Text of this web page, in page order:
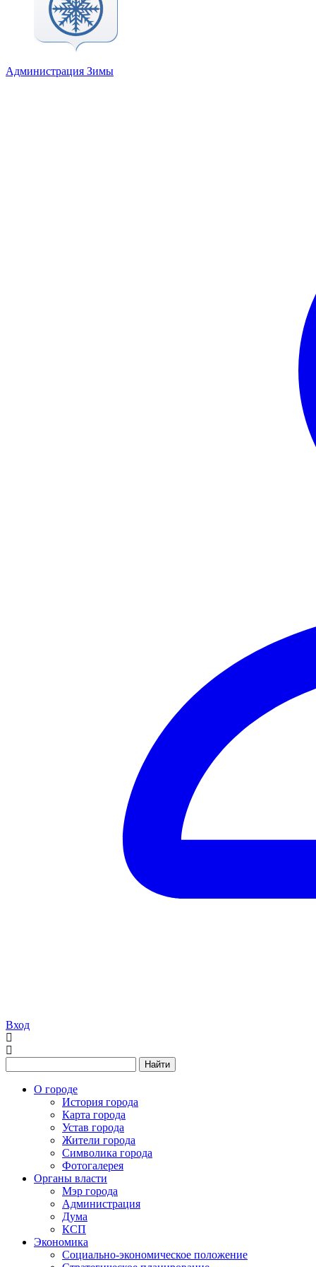
Администрация Зимы
Вход
Найти
О городе
История города
Карта города
Устав города
Жители города
Символика города
Фотогалерея
Органы власти
Мэр города
Администрация
Дума
КСП
Экономика
Социально-экономическое положение